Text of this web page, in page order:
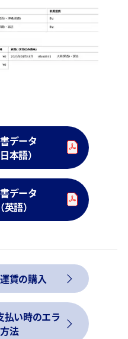
が反映せず「0（ゼ
」を「12f3g4h1」で
データ
本語）
データ
語）
賃の購入
払い時のエラ
法